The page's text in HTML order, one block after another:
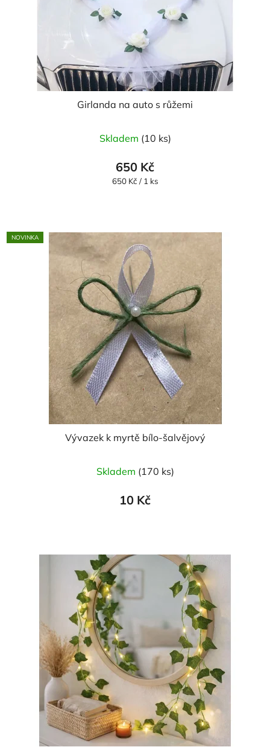
Girlanda na auto s růžemi
hodnocení
produktu
je
hvězdiček.
Skladem (10 ks)
650 Kč
Měrná
650 Kč / 1 ks
NOVINKA
Vývazek k myrtě bílo-šalvějový
Skladem (170 ks)
10 Kč